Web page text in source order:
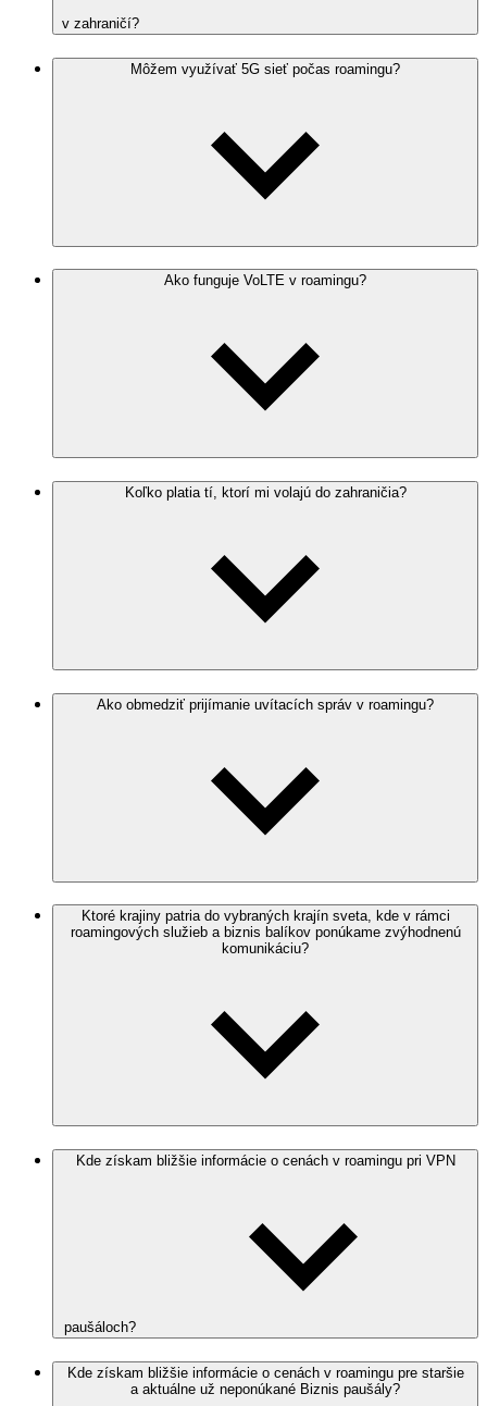
v zahraničí?
Môžem využívať 5G sieť počas roamingu?
Ako funguje VoLTE v roamingu?
Koľko platia tí, ktorí mi volajú do zahraničia?
Ako obmedziť prijímanie uvítacích správ v roamingu?
Ktoré krajiny patria do vybraných krajín sveta, kde v rámci
roamingových služieb a biznis balíkov ponúkame zvýhodnenú
komunikáciu?
Kde získam bližšie informácie o cenách v roamingu pri VPN
paušáloch?
Kde získam bližšie informácie o cenách v roamingu pre staršie
a aktuálne už neponúkané Biznis paušály?